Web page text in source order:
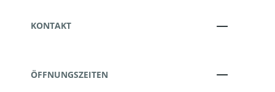
KONTAKT
ÖFFNUNGSZEITEN